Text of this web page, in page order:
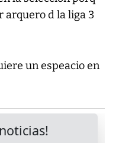
arquero d la liga 3
un espeacio en